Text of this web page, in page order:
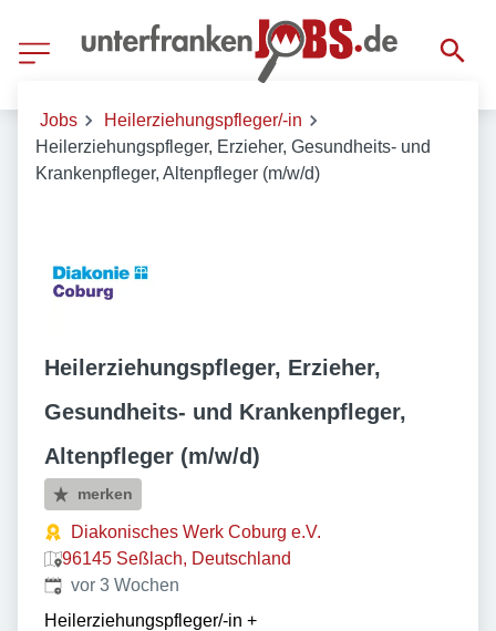
Jobs
Heilerziehungspfleger/-in
Heilerziehungspfleger, Erzieher, Gesundheits- und
Krankenpfleger, Altenpfleger (m/w/d)
Heilerziehungspfleger, Erzieher,
Gesundheits- und Krankenpfleger,
Altenpfleger (m/w/d)
merken
Diakonisches Werk Coburg e.V.
96145 Seßlach, Deutschland
Veröffentlicht:
vor 3 Wochen
Heilerziehungspfleger/-in +